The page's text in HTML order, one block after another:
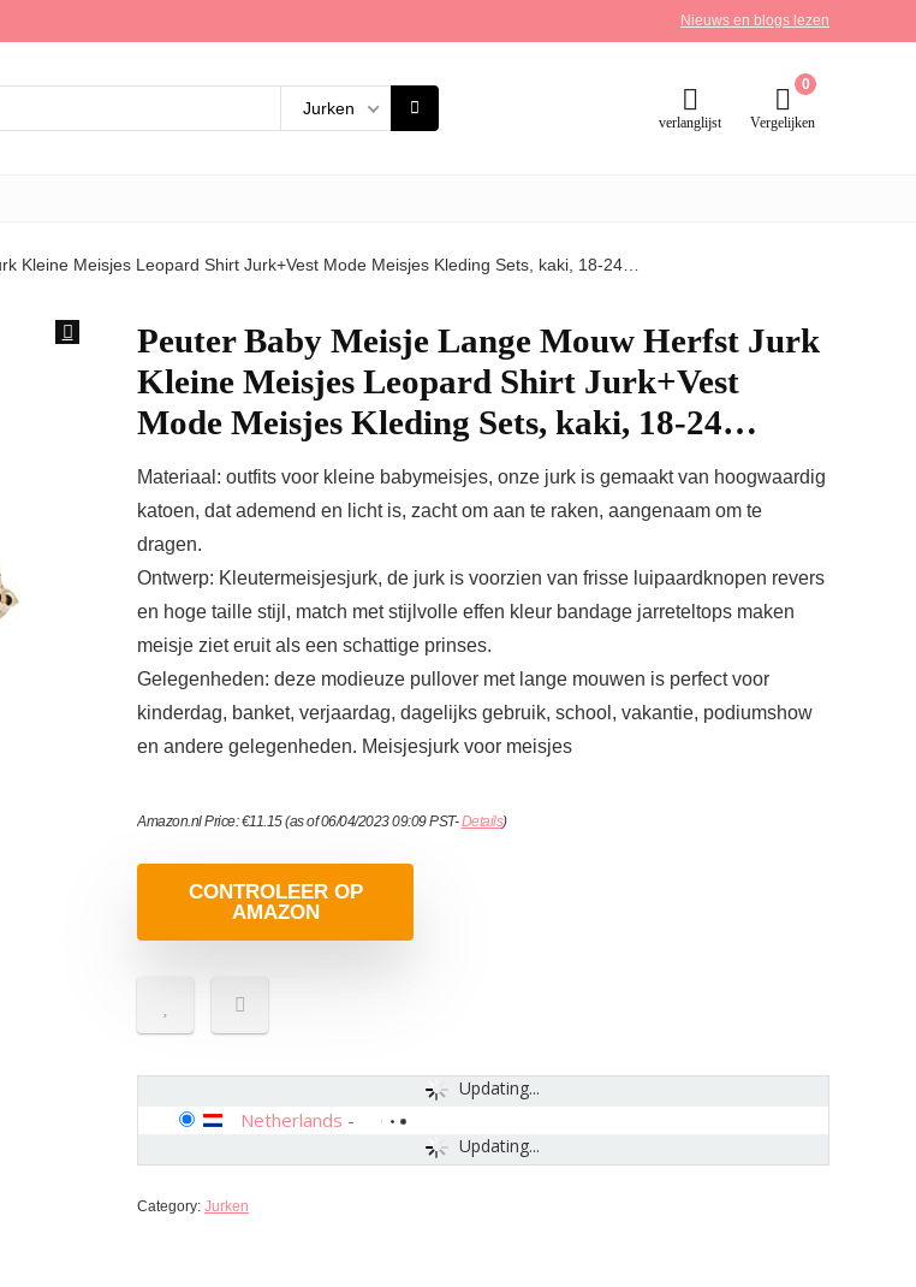
Nieuws en blogs lezen
Jurken
verlanglijst
0
Vergelijken
Kleine Meisjes Leopard Shirt Jurk+Vest Mode Meisjes Kleding Sets, kaki, 18-24…
Peuter Baby Meisje Lange Mouw Herfst Jurk
Kleine Meisjes Leopard Shirt Jurk+Vest
Mode Meisjes Kleding Sets, kaki, 18-24…
Materiaal: outfits voor kleine babymeisjes, onze jurk is gemaakt van hoogwaardig
katoen, dat ademend en licht is, zacht om aan te raken, aangenaam om te
dragen.
Ontwerp: Kleutermeisjesjurk, de jurk is voorzien van frisse luipaardknopen revers
en hoge taille stijl, match met stijlvolle effen kleur bandage jarreteltops maken
meisje ziet eruit als een schattige prinses.
Gelegenheden: deze modieuze pullover met lange mouwen is perfect voor
kinderdag, banket, verjaardag, dagelijks gebruik, school, vakantie, podiumshow
en andere gelegenheden. Meisjesjurk voor meisjes
Amazon.nl Price:€11.15(as of 06/04/2023 09:09 PST-Details)
CONTROLEER OP
AMAZON
Updating...
Updating...
Netherlands -
Category: Jurken